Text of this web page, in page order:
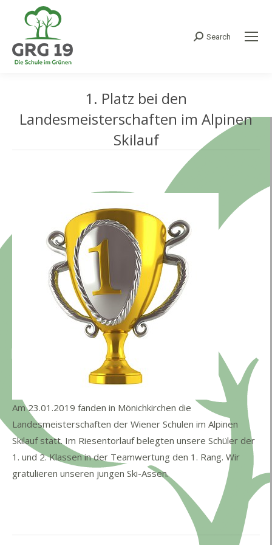
Search:
Search
1. Platz bei den
Landesmeisterschaften im Alpinen
Skilauf
Am 23.01.2019 fanden in Mönichkirchen die
Landesmeisterschaften der Wiener Schulen im Alpinen
Skilauf statt. Im Riesentorlauf belegten unsere Schüler der
1. und 2. Klassen in der Teamwertung den 1. Rang. Wir
gratulieren unseren jungen Ski-Assen.